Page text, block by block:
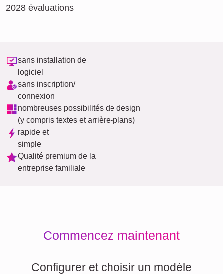
2028 évaluations
sans installation de
logiciel
sans inscription/
connexion
nombreuses possibilités de design
(y compris textes et arrière-plans)
rapide et
simple
Qualité premium de la
entreprise familiale
Commencez maintenant
Configurer et choisir un modèle